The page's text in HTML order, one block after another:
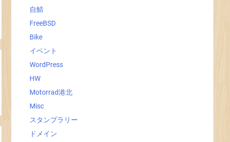
自鯖
FreeBSD
Bike
イベント
WordPress
HW
Motorrad港北
Misc
スタンプラリー
ドメイン